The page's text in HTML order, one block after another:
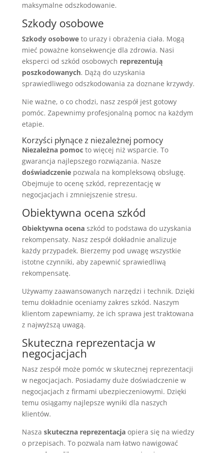
maksymalne odszkodowanie.
Szkody osobowe
Szkody osoboweto urazy i obrażenia ciała. Mogą
mieć poważne konsekwencje dla zdrowia. Nasi
eksperci od szkód osobowych reprezentują
poszkodowanych. Dążą do uzyskania
sprawiedliwego odszkodowania za doznane krzywdy.
Nie ważne, o co chodzi, nasz zespół jest gotowy
pomóc. Zapewnimy profesjonalną pomoc na każdym
etapie.
Korzyści płynące z niezależnej pomocy
Niezależna pomocto więcej niż wsparcie. To
gwarancja najlepszego rozwiązania. Nasze
doświadczeniepozwala na kompleksową obsługę.
Obejmuje to ocenę szkód, reprezentację w
negocjacjach i zmniejszenie stresu.
Obiektywna ocena szkód
Obiektywna ocenaszkód to podstawa do uzyskania
rekompensaty. Nasz zespół dokładnie analizuje
każdy przypadek. Bierzemy pod uwagę wszystkie
istotne czynniki, aby zapewnić sprawiedliwą
rekompensatę.
Używamy zaawansowanych narzędzi i technik. Dzięki
temu dokładnie oceniamy zakres szkód. Naszym
klientom zapewniamy, że ich sprawa jest traktowana
z najwyższą uwagą.
Skuteczna reprezentacja w
negocjacjach
Nasz zespół może pomóc w skutecznej reprezentacji
w negocjacjach. Posiadamy duże doświadczenie w
negocjacjach z firmami ubezpieczeniowymi. Dzięki
temu osiągamy najlepsze wyniki dla naszych
klientów.
Nasza skuteczna reprezentacjaopiera się na wiedzy
o przepisach. To pozwala nam łatwo nawigować